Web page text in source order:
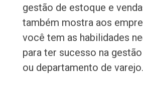
gestão de estoque e
também mostra aos
você tem as habilidades
para ter sucesso na
ou departamento de varejo.